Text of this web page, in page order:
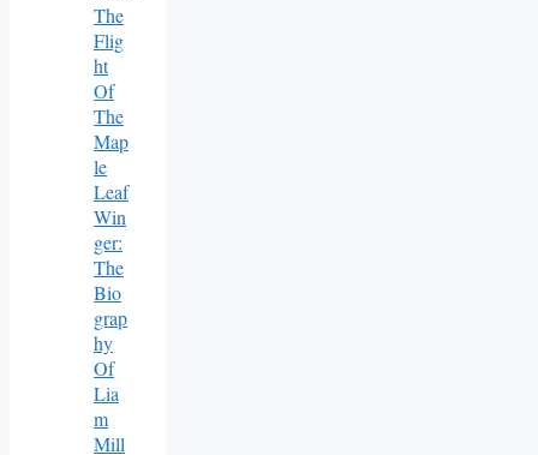
The
Flig
Ht
Of
The
Map
Le
Leaf
Win
Ger:
The
Bio
Grap
Hy
Of
Lia
M
Mill